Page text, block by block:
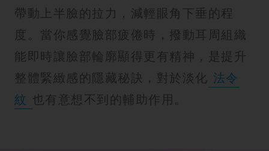
帶動上半臉的拉力，減輕眼角下垂的程
度。當你感覺臉部疲倦時，撥動耳周組織
能即時讓臉部輪廓顯得更有精神，是提升
整體緊緻感的隱藏秘訣，對於淡化 法令
紋 也有意想不到的輔助作用。